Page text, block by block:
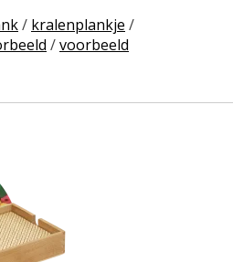
/ kralenplankje /
/voorbeeld